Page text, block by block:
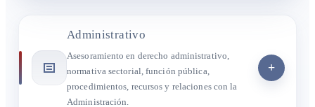
Administrativo
Asesoramiento en derecho administrativo,
normativa sectorial, función pública,
procedimientos, recursos y relaciones con la
Administración.
+